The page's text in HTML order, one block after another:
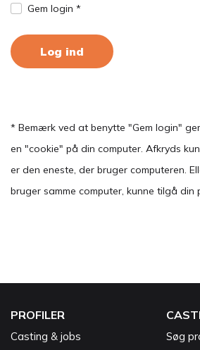
Gem login *
Log ind
* Bemærk ved at benytte "Gem login"
en "cookie" på din computer. Afkryds kun
er den eneste, der bruger computeren.
bruger samme computer, kunne tilgå din
PROFILER
Casting & jobs
Søg